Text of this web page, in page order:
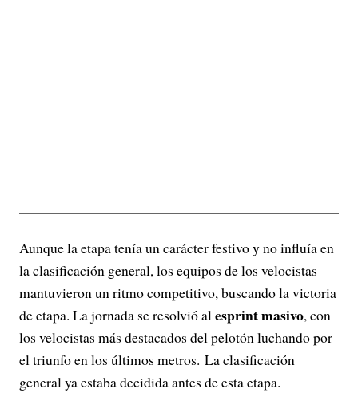
Aunque la etapa tenía un carácter festivo y no influía en
la clasificación general, los equipos de los velocistas
mantuvieron un ritmo competitivo, buscando la victoria
de etapa. La jornada se resolvió alesprint masivo, con
los velocistas más destacados del pelotón luchando por
el triunfo en los últimos metros. La clasificación
general ya estaba decidida antes de esta etapa.